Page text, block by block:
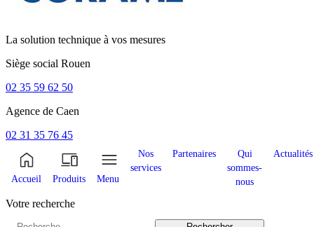
La solution technique à vos mesures
Siège social Rouen
02 35 59 62 50
Agence de Caen
02 31 35 76 45
Accueil Produits Menu
Nos
services
Partenaires
Qui
sommes-
nous
Actualités
Votre recherche